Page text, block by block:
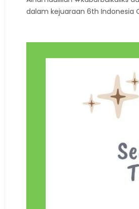
dalam kejuaraan 6th Indonesia